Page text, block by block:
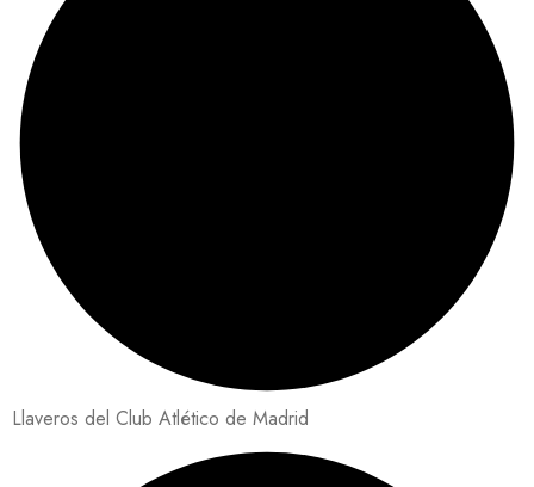
Llaveros del Club Atlético de Madrid